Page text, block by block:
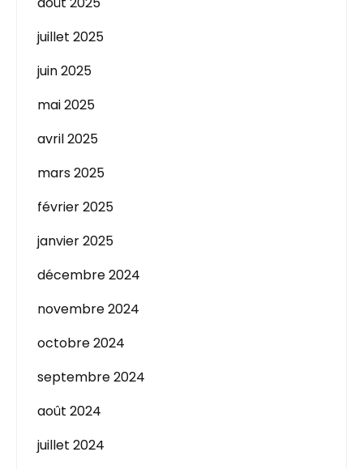
juillet 2025
juin 2025
mai 2025
avril 2025
mars 2025
février 2025
janvier 2025
décembre 2024
novembre 2024
octobre 2024
septembre 2024
août 2024
juillet 2024